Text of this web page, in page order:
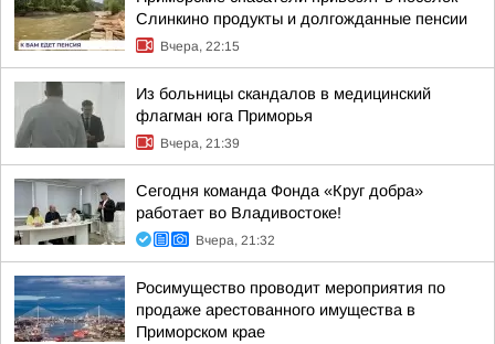
Слинкино продукты и долгожданные пенсии
Вчера, 22:15
Из больницы скандалов в медицинский
флагман юга Приморья
Вчера, 21:39
Сегодня команда Фонда «Круг добра»
работает во Владивостоке!
Вчера, 21:32
Росимущество проводит мероприятия по
продаже арестованного имущества в
Приморском крае